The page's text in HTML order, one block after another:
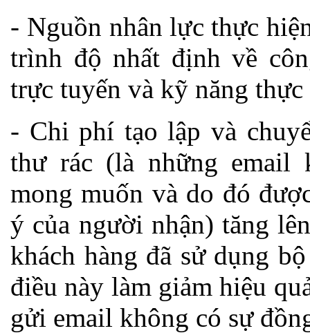
- Nguồn nhân lực thực
trình độ nhất định về
trực tuyến và kỹ năng
- Chi phí tạo lập và
thư rác (là những email
mong muốn và do đó
ý của người nhận) tăng
khách hàng đã sử dụng
điều này làm giảm hiệu
gửi email không có sự